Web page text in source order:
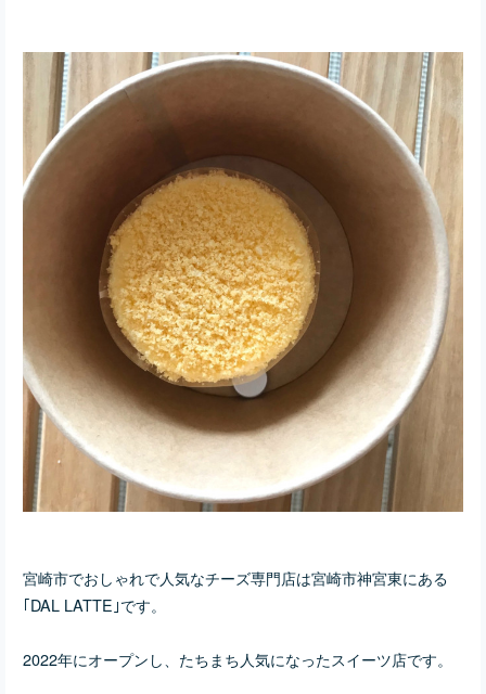
宮崎市でおしゃれで人気なチーズ専門店は宮崎市神宮東にある
｢DAL LATTE｣です。
2022年にオープンし、たちまち人気になったスイーツ店です。